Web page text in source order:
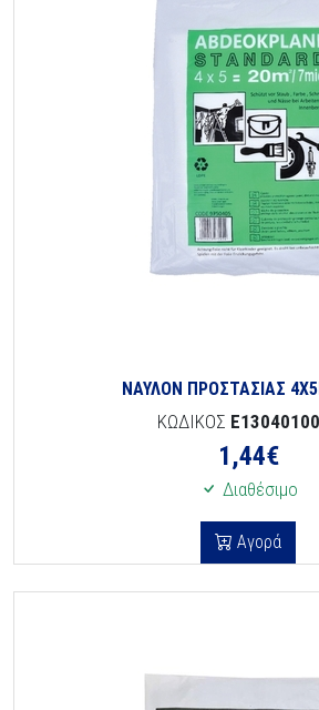
ΝΑΥΛΟΝ ΠΡΟΣΤΑΣΙΑΣ
ΚΩΔΙΚΟΣ
1,44€
Διαθέσιμο
Αγορά